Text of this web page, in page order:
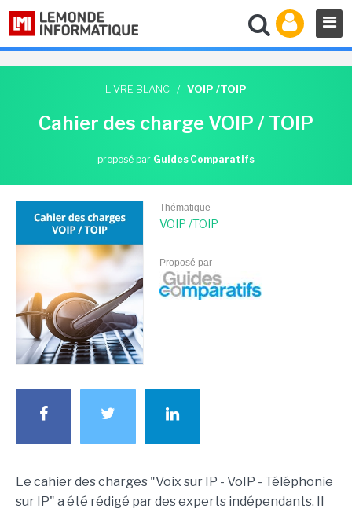
LIVRE BLANC / VOIP /TOIP
Cahier des charge VOIP / TOIP
proposé par Guides Comparatifs
Thématique
VOIP /TOIP
Proposé par
Le cahier des charges "Voix sur IP - VoIP - Téléphonie
sur IP" a été rédigé par des experts indépendants. Il